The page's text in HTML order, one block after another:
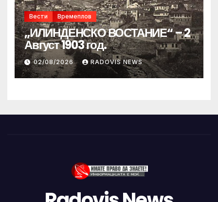
Вести Времеплов
„ИЛИНДЕНСКО ВОСТАНИЕ“ – 2
Август 1903 год.
02/08/2026 RADOVIS NEWS